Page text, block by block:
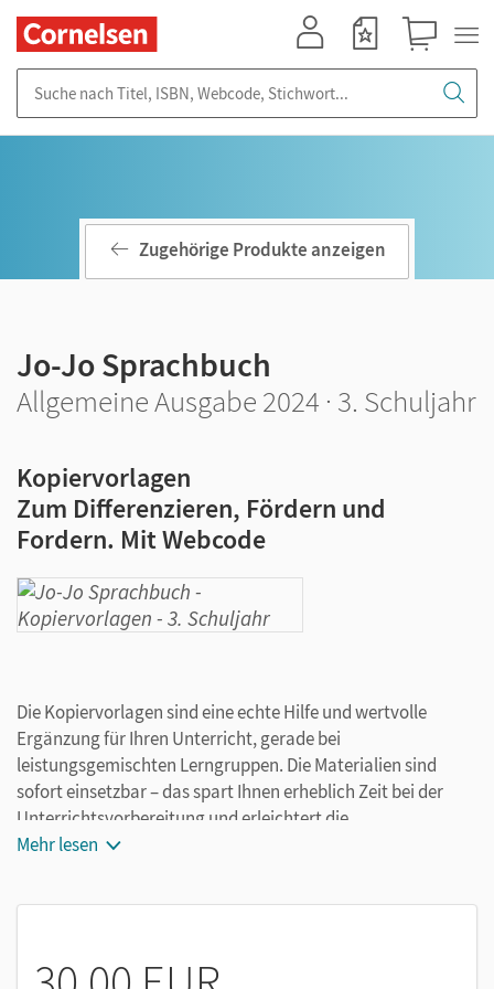
Zugehörige Produkte anzeigen
Jo-Jo Sprachbuch
Allgemeine Ausgabe 2024 · 3. Schuljahr
Kopiervorlagen
Zum Differenzieren, Fördern und
Fordern. Mit Webcode
Die Kopiervorlagen sind eine echte Hilfe und wertvolle
Ergänzung für Ihren Unterricht, gerade bei
leistungsgemischten Lerngruppen. Die Materialien sind
sofort einsetzbar – das spart Ihnen erheblich Zeit bei der
Unterrichtsvorbereitung und erleichtert die
Unterrichtsdurchführung. Wir empfehlen Ihnen diese
Mehr lesen